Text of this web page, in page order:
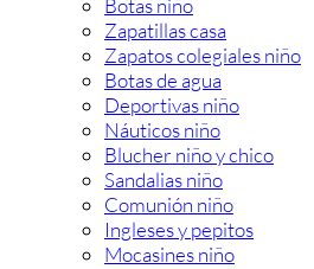
Botas niño
Zapatillas casa
Zapatos colegiales niño
Botas de agua
Deportivas niño
Náuticos niño
Blucher niño y chico
Sandalias niño
Comunión niño
Ingleses y pepitos
Mocasines niño